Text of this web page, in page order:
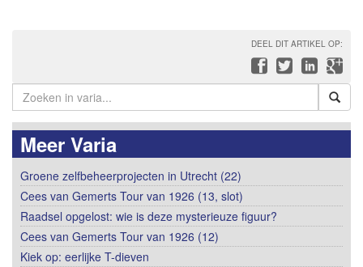
DEEL DIT ARTIKEL OP:
Meer Varia
Groene zelfbeheerprojecten in Utrecht (22)
Cees van Gemerts Tour van 1926 (13, slot)
Raadsel opgelost: wie is deze mysterieuze figuur?
Cees van Gemerts Tour van 1926 (12)
Kiek op: eerlijke T-dieven